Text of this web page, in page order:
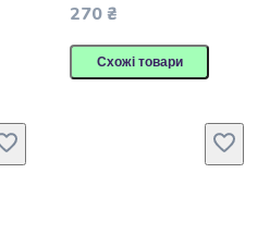
270 ₴
Схожі товари